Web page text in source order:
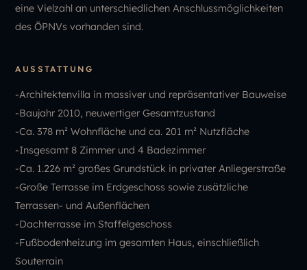
eine Vielzahl an unterschiedlichen Anschlussmöglichkeiten
des ÖPNVs vorhanden sind.
AUSSTATTUNG
-Architektenvilla in massiver und repräsentativer Bauweise
-Baujahr 2010, neuwertiger Gesamtzustand
-Ca. 378 m² Wohnfläche und ca. 201 m² Nutzfläche
-Insgesamt 8 Zimmer und 4 Badezimmer
-Ca. 1.226 m² großes Grundstück in privater Anliegerstraße
-Große Terrasse im Erdgeschoss sowie zusätzliche
Terrassen- und Außenflächen
-Dachterrasse im Staffelgeschoss
-Fußbodenheizung im gesamten Haus, einschließlich
Souterrain